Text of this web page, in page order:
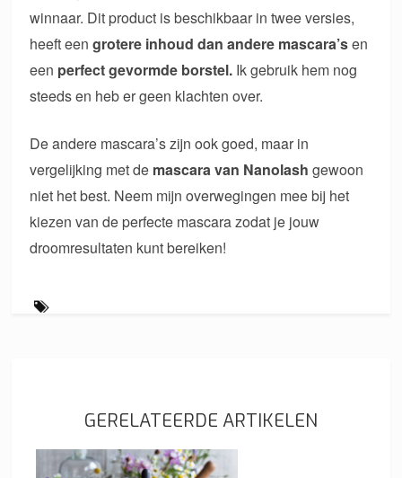
winnaar. Dit product is beschikbaar in twee versies,
heeft eengrotere inhoud dan andere mascara’sen
een perfect gevormde borstel. Ik gebruik hem nog
steeds en heb er geen klachten over.
De andere mascara’s zijn ook goed, maar in
vergelijking met de mascara van Nanolash gewoon
niet het best. Neem mijn overwegingen mee bij het
kiezen van de perfecte mascara zodat je jouw
droomresultaten kunt bereiken!
GERELATEERDE ARTIKELEN